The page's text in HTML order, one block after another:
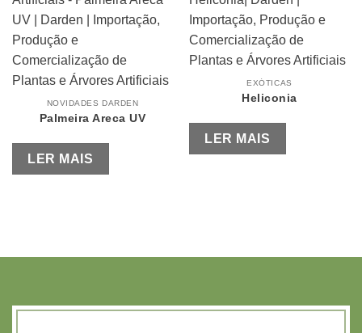
NOVIDADES DARDEN
Palmeira Areca UV
LER MAIS
EXÓTICAS
Heliconia
LER MAIS